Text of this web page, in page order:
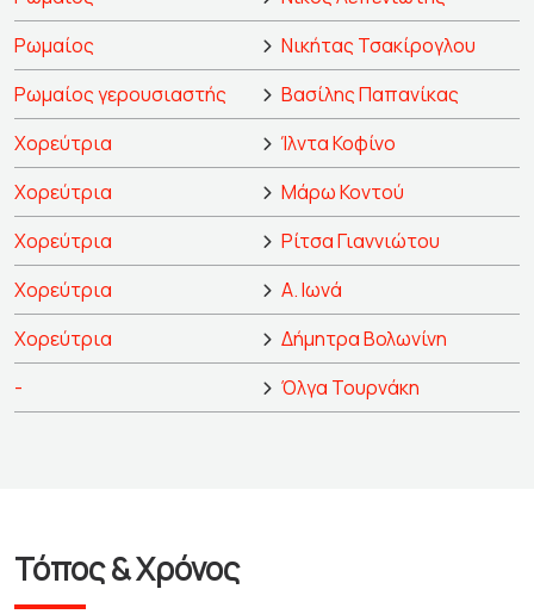
Ρωμαίος
Νικήτας Τσακίρογλου
Ρωμαίος γερουσιαστής
Βασίλης Παπανίκας
Χορεύτρια
Ίλντα Κοφίνο
Χορεύτρια
Μάρω Κοντού
Χορεύτρια
Ρίτσα Γιαννιώτου
Χορεύτρια
Α. Ιωνά
Χορεύτρια
Δήμητρα Βολωνίνη
-
Όλγα Τουρνάκη
Τόπος & Χρόνος